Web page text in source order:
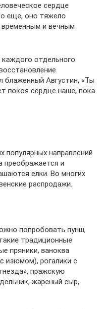
сердце
еще, оно тяжело
временным и вечным
отдельного
блаженный Августин, «Ты
покоя сердце наше, пока
популярных направлений
преображается и
елки. Во многих
распродажи.
попробовать пунш,
традиционные
пряники, ваноква
изюмом), рогалики с
пражскую
жареный сыр,